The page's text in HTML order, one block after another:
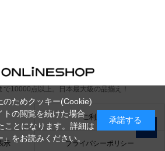
10000点以上。 日本最大級の品揃え！
ご利用規約
示 プライバシーポリシー
のためクッキー(Cookie)
トの閲覧を続けた場合
ことになります。詳細は
」 をお読みください。
承諾する